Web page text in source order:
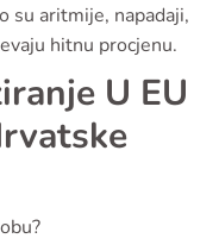
su aritmije, napadaji,
hitnu procjenu.
U EU